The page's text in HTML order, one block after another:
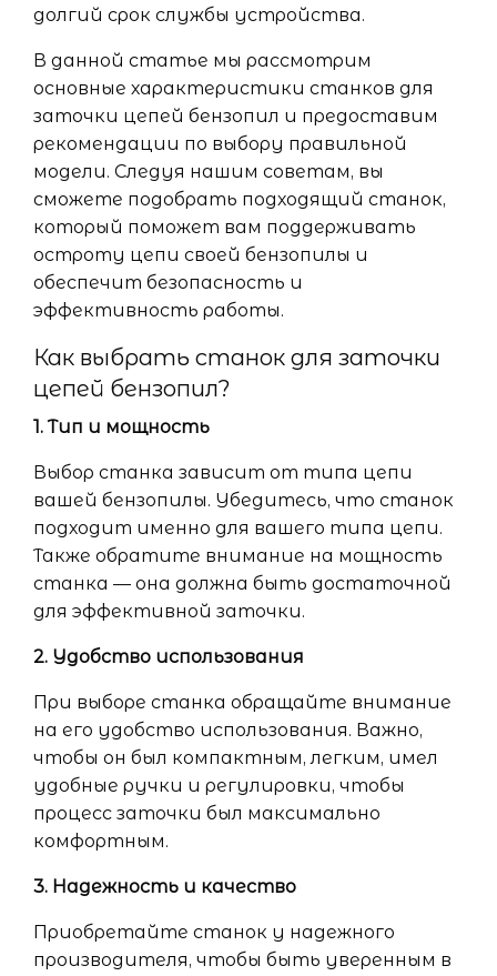
долгий срок службы устройства.
В данной статье мы рассмотрим
основные характеристики станков для
заточки цепей бензопил и предоставим
рекомендации по выбору правильной
модели. Следуя нашим советам, вы
сможете подобрать подходящий станок,
который поможет вам поддерживать
остроту цепи своей бензопилы и
обеспечит безопасность и
эффективность работы.
Как выбрать станок для заточки
цепей бензопил?
1. Тип и мощность
Выбор станка зависит от типа цепи
вашей бензопилы. Убедитесь, что станок
подходит именно для вашего типа цепи.
Также обратите внимание на мощность
станка — она должна быть достаточной
для эффективной заточки.
2. Удобство использования
При выборе станка обращайте внимание
на его удобство использования. Важно,
чтобы он был компактным, легким, имел
удобные ручки и регулировки, чтобы
процесс заточки был максимально
комфортным.
3. Надежность и качество
Приобретайте станок у надежного
производителя, чтобы быть уверенным в